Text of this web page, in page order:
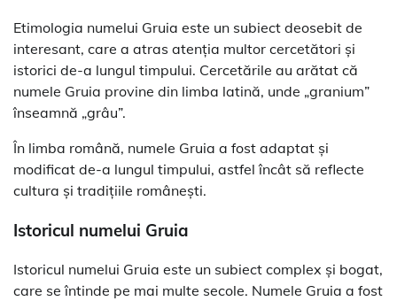
Etimologia numelui Gruia este un subiect deosebit de
interesant, care a atras atenția multor cercetători și
istorici de-a lungul timpului. Cercetările au arătat că
numele Gruia provine din limba latină, unde „granium”
înseamnă „grâu”.
În limba română, numele Gruia a fost adaptat și
modificat de-a lungul timpului, astfel încât să reflecte
cultura și tradițiile românești.
Istoricul numelui Gruia
Istoricul numelui Gruia este un subiect complex și bogat,
care se întinde pe mai multe secole. Numele Gruia a fost